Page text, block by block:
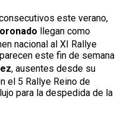
este verano,
llegan como
nacional al XI Rallye
este fin de semana
, ausentes desde su
el 5 Rallye Reino de
para la despedida de la